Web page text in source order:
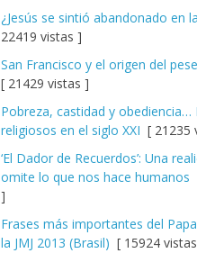
¿Jesús se sintió abandonado en
22419 vistas ]
San Francisco y el origen del
[ 21429 vistas ]
Pobreza, castidad y obediencia…
religiosos en el siglo XXI [ 21235
‘El Dador de Recuerdos’: Una
omite lo que nos hace humanos
]
Frases más importantes del
la JMJ 2013 (Brasil) [ 15924